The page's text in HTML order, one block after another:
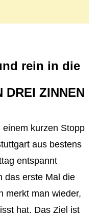
rein in die
DREI ZINNEN
kurzen Stopp
aus bestens
entspannt
das erste Mal die
merkt man wieder,
hat. Das Ziel ist